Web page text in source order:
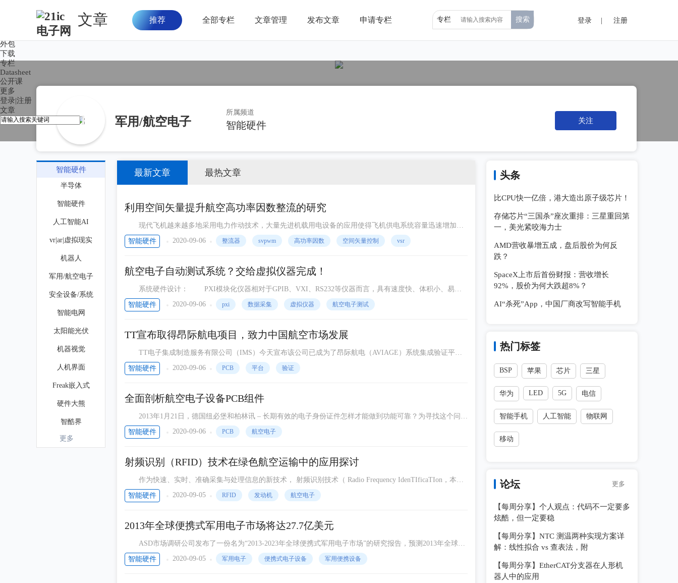
军用/航空电子
所属频道
智能硬件 关注
最新文章 最热文章
利用空间矢量提升航空高功率因数整流的研究
现代飞机越来越多地采用电力作动技术，大量先进机载用电设备的应用使得飞机供电系统容量迅速增加。
传统的变压整流器和非线性负载的大量使用使电网中电流谐波含量较高，对飞机供电系统和供电质量造成很大
智能硬件 2020-09-06 整流器 svpwm 高功率因数 空间矢量控制 vsr
航空电子自动测试系统？交给虚拟仪器完成！
系统硬件设计： PXI模块化仪器相对于GPIB、VXI、RS232等仪器而言，具有速度快、体积小、易扩
展等优势，因此在硬件方面以PXI模块化仪器为主，选用常规信号源（SOURCE
智能硬件 2020-09-06 pxi 数据采集 虚拟仪器 航空电子测试
TT宣布取得昂际航电项目，致力中国航空市场发展
TT电子集成制造服务有限公司（IMS）今天宣布该公司已成为了昂际航电（AVIAGE）系统集成验证平台
（SIVB）的制造服务供应商。目前中国备受瞩目的C919客机项目采用的正是这一系统集成验证
智能硬件 2020-09-06 PCB 平台 验证
全面剖析航空电子设备PCB组件
2013年1月21日，德国纽必堡和柏林讯 – 长期有效的电子身份证件怎样才能做到功能可靠？为寻找这个问题
的答案，德国联邦印钞公司、半导体制造商英飞凌科技和弗劳恩霍夫可靠性与微集成
智能硬件 2020-09-06 PCB 航空电子
射频识别（RFID）技术在绿色航空运输中的应用探讨
作为快速、实时、准确采集与处理信息的新技术， 射频识别技术（ Radio Frequency IdenTIficaTIon，本文
以下简称为RFID）通过射频信号来自动识别静态或目标对象，获取
智能硬件 2020-09-05 RFID 发动机 航空电子
2013年全球便携式军用电子市场将达27.7亿美元
ASD市场调研公司发布了一份名为“2013-2023年全球便携式军用电子市场”的研究报告，预测2013年全球便
携式军用电子市场将达27.7亿美元。ASD分析师预测，美
智能硬件 2020-09-05 军用电子 便携式电子设备 军用便携设备
智能硬件
半导体
智能硬件
人工智能AI
vr|ar|虚拟现实
机器人
军用/航空电子
安全设备/系统
智能电网
太阳能光伏
机器视觉
人机界面
Freak嵌入式
硬件大熊
智酷界
低压电器
更多
头条
比CPU快一亿倍，港大造出原子级芯片！
存储芯片“三国杀”座次重排：三星重回第
一，美光紧咬海力士
AMD营收暴增五成，盘后股价为何反
跌？
SpaceX上市后首份财报：营收增长
92%，股价为何大跌超8%？
AI“杀死”App，中国厂商改写智能手机
热门标签
BSP 苹果 芯片 三星
华为 LED 5G 电信
智能手机 人工智能 物联网
移动
论坛 更多
【每周分享】个人观点：代码不一定要多
炫酷，但一定要稳
【每周分享】NTC 测温两种实现方案详
解：线性拟合 vs 查表法，附
【每周分享】EtherCAT分支器在人形机
器人中的应用
外包
下载
专栏
Datasheet
公开课
更多
登录|注册
文章
文章 推荐 全部专栏 文章管理 发布文章 申请专栏 专栏 登录 注册